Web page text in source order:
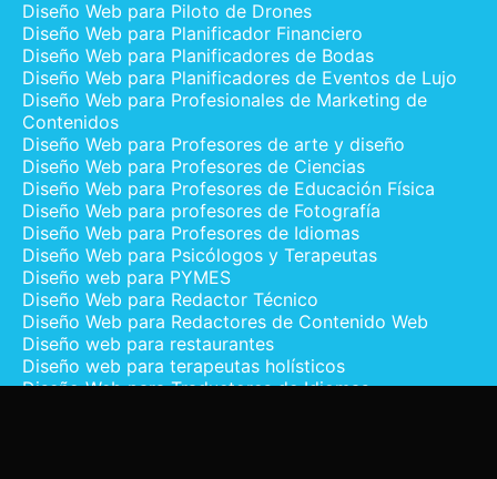
Diseño Web para Piloto de Drones
Diseño Web para Planificador Financiero
Diseño Web para Planificadores de Bodas
Diseño Web para Planificadores de Eventos de Lujo
Diseño Web para Profesionales de Marketing de
Contenidos
Diseño Web para Profesores de arte y diseño
Diseño Web para Profesores de Ciencias
Diseño Web para Profesores de Educación Física
Diseño Web para profesores de Fotografía
Diseño Web para Profesores de Idiomas
Diseño Web para Psicólogos y Terapeutas
Diseño web para PYMES
Diseño Web para Redactor Técnico
Diseño Web para Redactores de Contenido Web
Diseño web para restaurantes
Diseño web para terapeutas holísticos
Diseño Web para Traductores de Idiomas